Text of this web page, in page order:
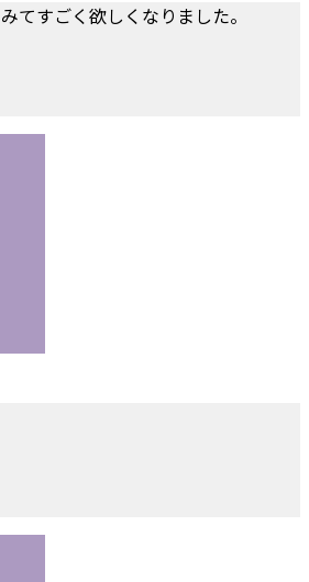
てすごく欲しくなりました。